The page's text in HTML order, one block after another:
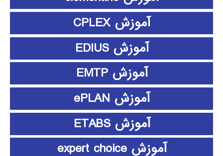
آموزش CPLEX
آموزش EDIUS
آموزش EMTP
آموزش ePLAN
آموزش ETABS
آموزش expert choice